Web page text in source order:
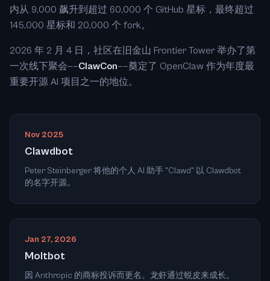
内从 9,000 飙升到超过 60,000 个 GitHub 星标，最终超过
145,000 星标和 20,000 个 fork。
2026 年 2 月 4 日，社区在旧金山 Frontier Tower 举办了第
一次线下聚会——ClawCon——奠定了 OpenClaw 作为年度最
重要开源 AI 项目之一的地位。
Nov 2025
Clawdbot
Peter Steinberger 将他的个人 AI 助手 "Clawd" 以 Clawdbot
的名字开源。
Jan 27, 2026
Moltbot
因 Anthropic 的商标投诉而更名。龙虾通过蜕皮来成长。